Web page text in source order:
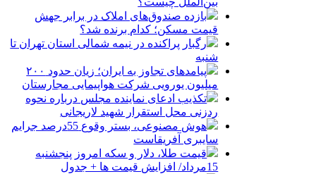
بازده صندوق‌های املاک در برابر جهش
قیمت مسکن؛ کدام برنده شد؟
رگبار پراکنده در نیمه شمالی استان تهران تا
شنبه
پیامدهای تجاوز به ایران؛ زیان حدود ۲۰۰
میلیون یورویی شرکت هواپیمایی مجارستان
تکذیب ادعای نماینده مجلس درباره نحوه
ردزنی محل استقرار شهید لاریجانی
هوش مصنوعی، بستر وقوع 55درصد جرایم
سایبری آفریقاست
قیمت طلا، دلار و سکه امروز پنجشنبه
15مرداد/ افزایش قیمت ها + جدول